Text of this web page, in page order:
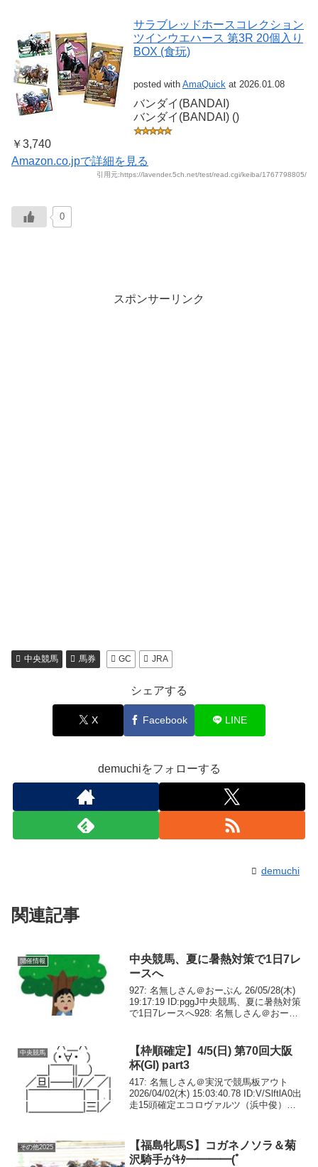
サラブレッドホースコレクション
ツインウエハース 第3R 20個入り
BOX (食玩)
posted with AmaQuick at 2026.01.08
バンダイ(BANDAI)
バンダイ(BANDAI) ()
￥3,740
Amazon.co.jpで詳細を見る
引用元:https://lavender.5ch.net/test/read.cgi/keiba/1767798805/
0
スポンサーリンク
中央競馬 馬券 GC JRA
シェアする
X Facebook LINE
demuchiをフォローする
demuchi
関連記事
開催情報
中央競馬、夏に暑熱対策で1日7レ
ースへ
927: 名無しさん＠おーぷん 26/05/28(木)
19:17:19 ID:pggJ中央競馬、夏に暑熱対策
で1日7レースへ928: 名無しさん＠おーぷ
中央競馬
【枠順確定】4/5(日) 第70回大阪
杯(GI) part3
417: 名無しさん＠実況で競馬板アウト
2026/04/02(木) 15:03:40.78 ID:V/SlftlA0出
走15頭確定エコロヴァルツ（浜中俊）エ
杉 吏麒）...
その他2025
【福島牝馬S】コガネノソラ＆菊
沢騎手がｷﾀ━━━━(ﾟ